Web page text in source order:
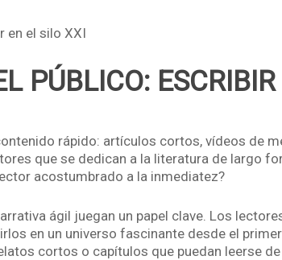
PÚBLICO:
rápido: artículos cortos, vídeos de
que se dedican a la literatura de largo
acostumbrado a la inmediatez?
ágil juegan un papel clave. Los
en un universo fascinante desde el
cortos o capítulos que puedan leerse